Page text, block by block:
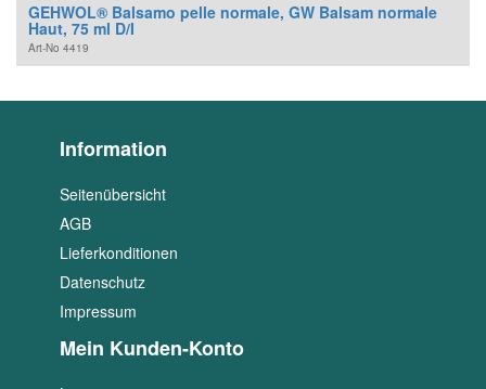
GEHWOL® Balsamo pelle normale, GW Balsam normale
Haut, 75 ml D/I
Art-No 4419
Information
Seitenübersicht
AGB
Lieferkonditionen
Datenschutz
Impressum
Mein Kunden-Konto